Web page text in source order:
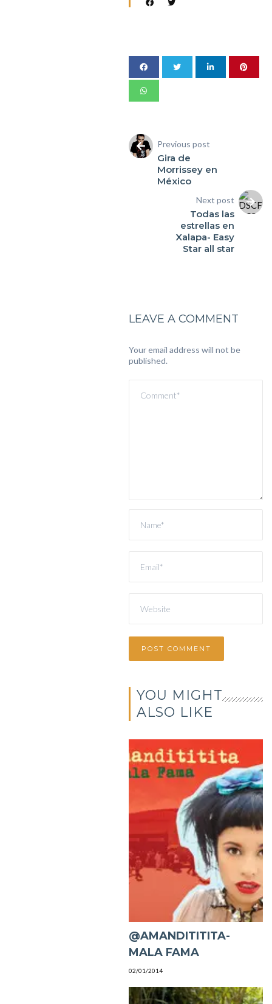
Previous post
Gira de
Morrissey en
México
Next post
Todas las
estrellas en
Xalapa- Easy
Star all star
LEAVE A COMMENT
Your email address will not be
published.
YOU MIGHT
ALSO LIKE
@AMANDITITITA-
MALA FAMA
02/01/2014